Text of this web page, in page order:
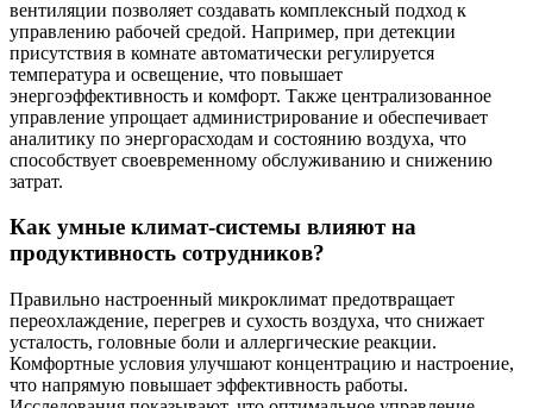
вентиляции позволяет создавать комплексный подход к
управлению рабочей средой. Например, при детекции
присутствия в комнате автоматически регулируется
температура и освещение, что повышает
энергоэффективность и комфорт. Также централизованное
управление упрощает администрирование и обеспечивает
аналитику по энергорасходам и состоянию воздуха, что
способствует своевременному обслуживанию и снижению
затрат.
Как умные климат-системы влияют на
продуктивность сотрудников?
Правильно настроенный микроклимат предотвращает
переохлаждение, перегрев и сухость воздуха, что снижает
усталость, головные боли и аллергические реакции.
Комфортные условия улучшают концентрацию и настроение,
что напрямую повышает эффективность работы.